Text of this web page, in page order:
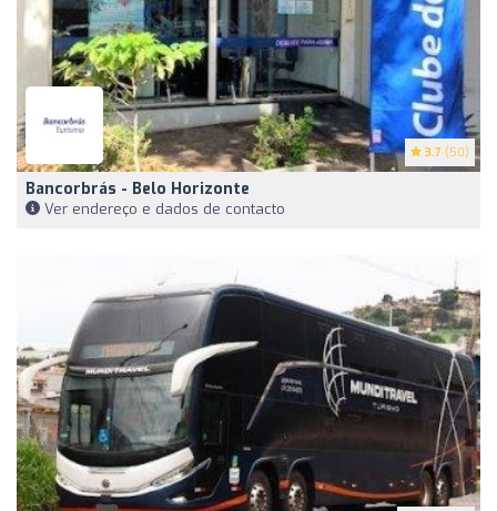
3.7 (50)
Bancorbrás - Belo Horizonte
Ver endereço e dados de contacto